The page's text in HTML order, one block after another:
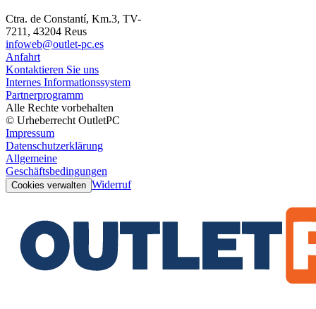
Ctra. de Constantí, Km.3, TV-
7211, 43204 Reus
infoweb@outlet-pc.es
Anfahrt
Kontaktieren Sie uns
Internes Informationssystem
Partnerprogramm
Alle Rechte vorbehalten
© Urheberrecht OutletPC
Impressum
Datenschutzerklärung
Allgemeine
Geschäftsbedingungen
Cookies verwalten Widerruf